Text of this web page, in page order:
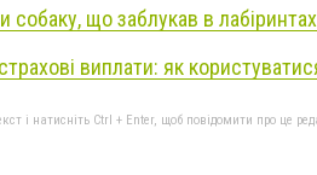
собаку, що заблукав в
виплати: як
і натисніть Ctrl + Enter, щоб повідомити про це